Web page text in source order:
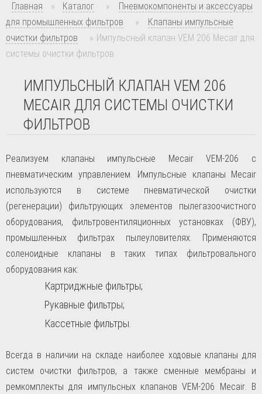
Главная » Каталог »
Пневмокомпоненты и аксессуары
для промышленных фильтров
»
Клапаны импульсные
очистки фильтров
» Импульсный клапан VEM 206 Mecair для
системы очистки фильтров
ИМПУЛЬСНЫЙ КЛАПАН VEM 206
MECAIR ДЛЯ СИСТЕМЫ ОЧИСТКИ
ФИЛЬТРОВ
Реализуем клапаны импульсные Mecair VEM-206 с
пневматическим управлением. Импульсные клапаны Mecair
используются в системе пневматической очистки
(регенерации) фильтрующих элементов пылегазоочистного
оборудования, фильтровентиляционных установках (ФВУ),
промышленных фильтрах пылеуловителях. Применяются
соленоидные клапаны в таких типах фильтровального
оборудования как:
Картриджные фильтры;
Рукавные фильтры;
Кассетные фильтры.
Всегда в наличии на складе наиболее ходовые клапаны для
систем очистки фильтров, а также сменные мембраны и
ремкомплекты для импульсных клапанов VEM-206
Mecair. В